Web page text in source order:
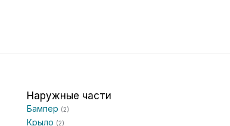
Наружные части
Бампер (2)
Крыло (2)